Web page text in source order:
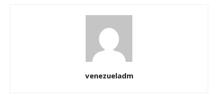
venezueladm